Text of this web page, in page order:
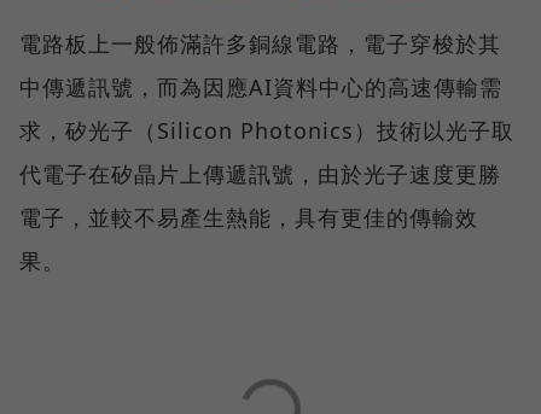
電路板上一般佈滿許多銅線電路，電子穿梭於其
中傳遞訊號，而為因應AI資料中心的高速傳輸需
求，矽光子（Silicon Photonics）技術以光子取
代電子在矽晶片上傳遞訊號，由於光子速度更勝
電子，並較不易產生熱能，具有更佳的傳輸效
果。